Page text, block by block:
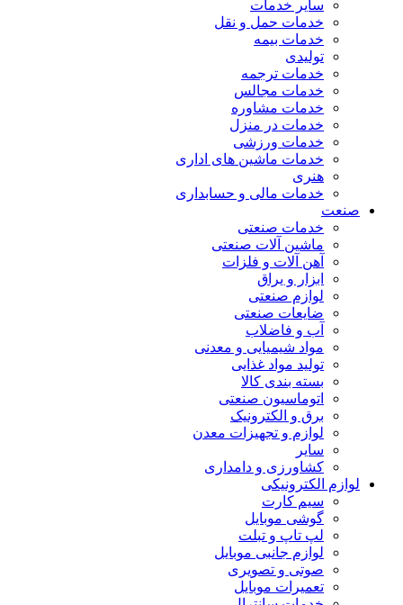
سایر خدمات
خدمات حمل و نقل
خدمات بیمه
تولیدی
خدمات ترجمه
خدمات مجالس
خدمات مشاوره
خدمات در منزل
خدمات ورزشی
خدمات ماشین های اداری
هنری
خدمات مالی و حسابداری
صنعت
خدمات صنعتی
ماشین آلات صنعتی
آهن آلات و فلزات
ابزار و یراق
لوازم صنعتی
ضایعات صنعتی
آب و فاضلاب
مواد شیمیایی و معدنی
تولید مواد غذایی
بسته بندی کالا
اتوماسیون صنعتی
برق و الکترونیک
لوازم و تجهیزات معدن
سایر
کشاورزی و دامداری
لوازم الکترونیکی
سیم کارت
گوشی موبایل
لپ تاپ و تبلت
لوازم جانبی موبایل
صوتی و تصویری
تعمیرات موبایل